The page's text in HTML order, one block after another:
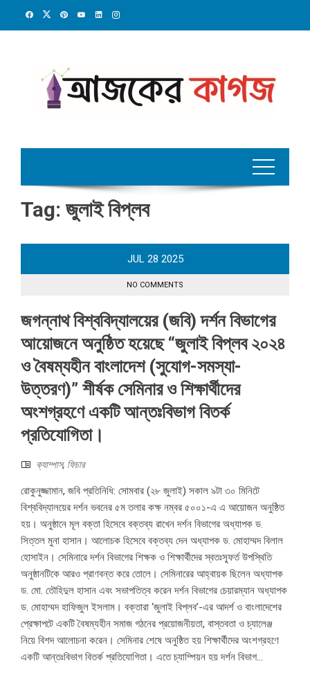
Tag: জুলাই বিপ্লব
JUL 28 2025
NO COMMENTS
জগন্নাথ বিশ্ববিদ্যালয়ের (জবি) দর্শন বিভাগের
আয়োজনে অনুষ্ঠিত হয়েছে “জুলাই বিপ্লব ২০২৪
ও বৈষম্যহীন বাংলাদেশ (সুযোগ-সমস্যা-
উত্তরণ)” শীর্ষক সেমিনার ও শিক্ষার্থীদের
অংশগ্রহণে একটি আন্তঃবিভাগ বিতর্ক
প্রতিযোগিতা।
ক্যাম্পাস, ফিচার
রোকুনুজ্জামান, জবি প্রতিনিধি: সোমবার (২৮ জুলাই) সকাল ৯টা ৩০ মিনিটে
বিশ্ববিদ্যালয়ের দর্শন ভবনের ৫ম তলার কক্ষ নম্বর ৫০০১-এ এ আয়োজন অনুষ্ঠিত
হয়। অনুষ্ঠানে মূল বক্তা হিসেবে বক্তব্য রাখেন দর্শন বিভাগের অধ্যাপক ড.
সিত্তল মুনা হাসান। আলোচক হিসেবে বক্তব্য দেন অধ্যাপক ড. মোহাম্মদ বিলাল
হোসাইন। সেমিনারে দর্শন বিভাগের শিক্ষক ও শিক্ষার্থীদের স্বতঃস্ফূর্ত উপস্থিতি
অনুষ্ঠানটিকে আরও প্রাণবন্ত করে তোলে। সেমিনারের আহ্বায়ক ছিলেন অধ্যাপক
ড. মো. তৌহিদুল হাসান এবং সভাপতিত্ব করেন দর্শন বিভাগের চেয়ারম্যান অধ্যাপক
ড. মোহাম্মদ হাফিজুল ইসলাম। বক্তারা ‘জুলাই বিপ্লব’-এর আদর্শ ও বাংলাদেশের
প্রেক্ষাপটে একটি বৈষম্যহীন সমাজ গঠনের প্রয়োজনীয়তা, বাস্তবতা ও চ্যালেঞ্জ
নিয়ে বিশদ আলোচনা করেন। সেমিনার শেষে অনুষ্ঠিত হয় শিক্ষার্থীদের অংশগ্রহণে
একটি আন্তঃবিভাগ বিতর্ক প্রতিযোগিতা। এতে চ্যাম্পিয়ন হয় দর্শন বিভাগ...